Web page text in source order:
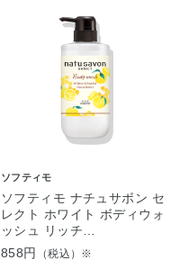
ソフティモ
ソフティモ ナチュサボン セ
レクト ホワイト ボディウォ
ッシュ リッチ…
858円
（税込）※